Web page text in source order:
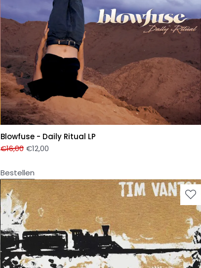
Blowfuse - Daily Ritual LP
€16,00 €12,00
Bestellen